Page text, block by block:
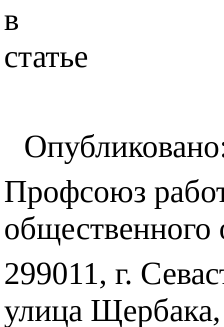
Профсоюз
299011, г.
улица